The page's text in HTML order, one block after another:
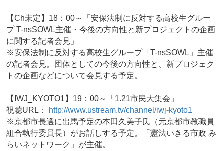
【Ch未定】18：00～「安保法制に反対する高校生グルー
プ T-nsSOWL主催・今後の方向性と新プロジェクトの企画
に関する記者会見」
※安保法制に反対する高校生グループ「T-nsSOWL」主催
の記者会見。団体としての今後の方向性と、新プロジェク
トの企画などについて会見する予定。
【IWJ_KYOTO1】19：00～「1.21市民大集会」
視聴URL： http://www.ustream.tv/channel/iwj-kyoto1
※京都市長選に出馬予定の本田久美子氏（元京都市教職員
組合執行委員長）がお話しする予定。「憲法いきる市政 み
らいネットワーク」が主催。